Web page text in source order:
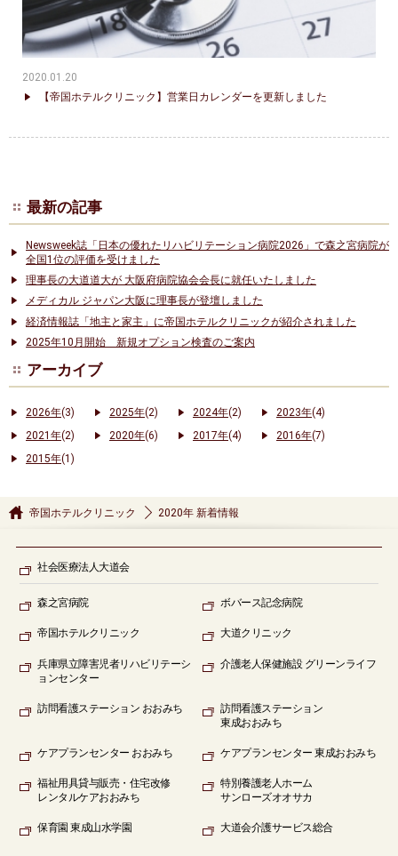
2020.01.20
【帝国ホテルクリニック】営業日カレンダーを更新しました
最新の記事
Newsweek誌「日本の優れたリハビリテーション病院2026」で森之宮病院が
全国1位の評価を受けました
理事長の大道道大が 大阪府病院協会会長に就任いたしました
メディカル ジャパン大阪に理事長が登壇しました
経済情報誌「地主と家主」に帝国ホテルクリニックが紹介されました
2025年10月開始 新規オプション検査のご案内
アーカイブ
2026年(3) 2025年(2) 2024年(2) 2023年(4)
2021年(2) 2020年(6) 2017年(4) 2016年(7)
2015年(1)
帝国ホテルクリニック 2020年 新着情報
社会医療法人大道会
森之宮病院 ボバース記念病院
帝国ホテルクリニック 大道クリニック
兵庫県立障害児者リハビリテーシ
ョンセンター
介護老人保健施設 グリーンライフ
訪問看護ステーション おおみち
訪問看護ステーション
東成おおみち
ケアプランセンター おおみち ケアプランセンター東成おおみち
福祉用具貸与販売・住宅改修
レンタルケアおおみち
特別養護老人ホーム
サンローズオオサカ
保育園東成山水学園 大道会介護サービス総合